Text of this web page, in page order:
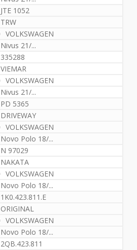
JTE 1052
TRW
VOLKSWAGEN
Nivus 21/...
335288
VIEMAR
VOLKSWAGEN
Nivus 21/...
PD 5365
DRIVEWAY
VOLKSWAGEN
Novo Polo 18/...
N 97029
NAKATA
VOLKSWAGEN
Novo Polo 18/...
1K0.423.811.E
ORIGINAL
VOLKSWAGEN
Novo Polo 18/...
2QB.423.811